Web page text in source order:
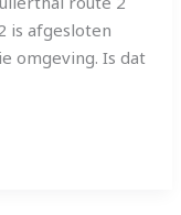
is afgesloten
omgeving. Is dat